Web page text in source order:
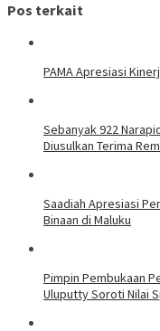
Pos terkait
PAMA Apresiasi
Sebanyak 922
Diusulkan Terima
Saadiah Apresiasi
Binaan di Maluku
Pimpin Pembukaan
Uluputty Soroti Nilai